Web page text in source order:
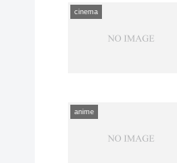
cinema
anime